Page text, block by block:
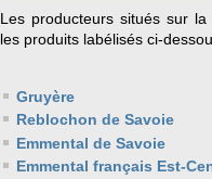
Les producteurs situés sur
les produits labélisés ci-
Gruyère
Reblochon de Savoie
Emmental de Savoie
Emmental français Est-